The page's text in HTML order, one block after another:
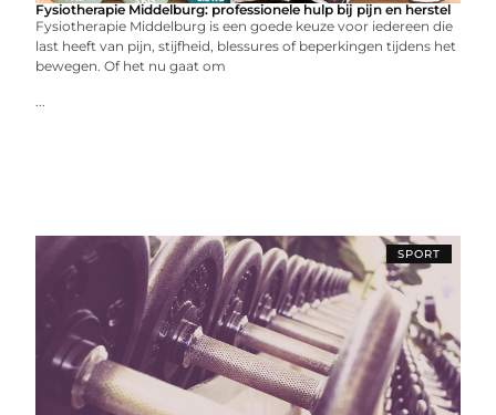
Fysiotherapie Middelburg: professionele hulp bij pijn en herstel
Fysiotherapie Middelburg is een goede keuze voor iedereen die
last heeft van pijn, stijfheid, blessures of beperkingen tijdens het
bewegen. Of het nu gaat om
...
SPORT